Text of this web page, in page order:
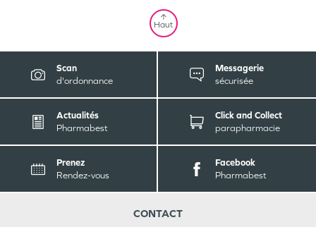
Haut
Scan
d'ordonnance
Messagerie
sécurisée
Actualités
Pharmabest
Click and Collect
parapharmacie
Prenez
Rendez-vous
Facebook
Pharmabest
CONTACT